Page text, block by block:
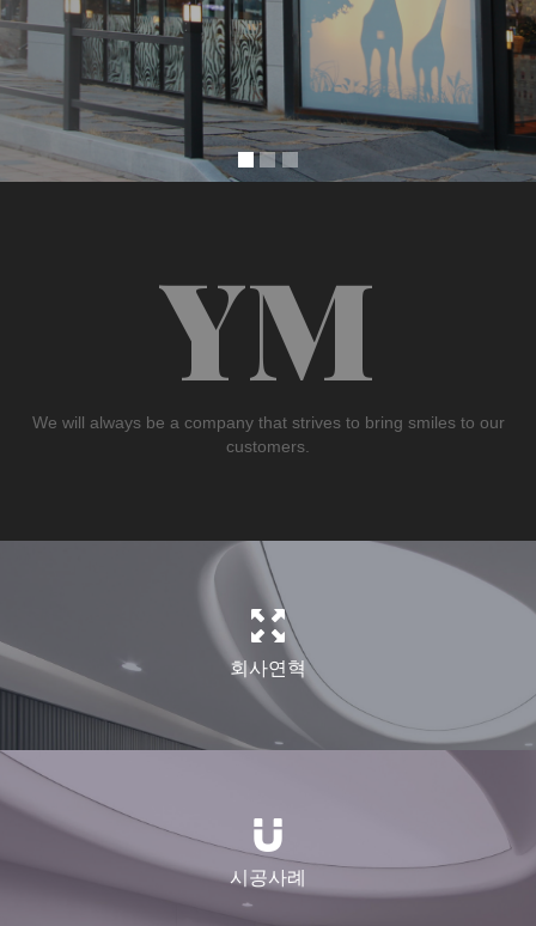
YM
We will always be a company that strives to bring smiles to our
customers.
회사연혁
시공사례